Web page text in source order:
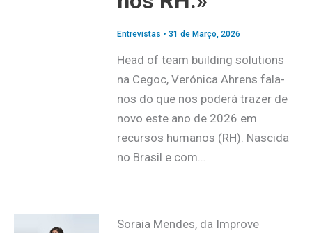
Entrevistas • 31 de Março, 2026
Head of team building solutions
na Cegoc, Verónica Ahrens fala-
nos do que nos poderá trazer de
novo este ano de 2026 em
recursos humanos (RH). Nascida
no Brasil e com…
Soraia Mendes, da Improve